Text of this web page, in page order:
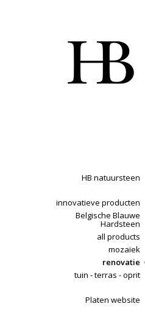
HB natuursteen
innovatieve producten
Belgische Blauwe
Hardsteen
all products
mozaïek
renovatie
tuin - terras - oprit
Platen website